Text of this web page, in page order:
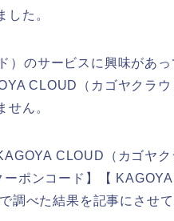
した。
）のサービスに興味があ
CLOUD（カゴヤクラウ
せん。
CLOUD（カゴヤク
ポンコード】【
調べた結果を記事にさせて